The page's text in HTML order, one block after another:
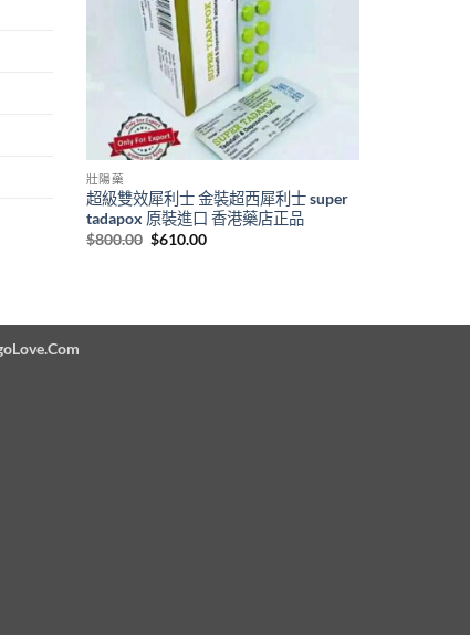
壯陽藥
超級雙效犀利士 金裝超西犀利士 super
tadapox 原裝進口 香港藥店正品
$800.00 Original
$610.00Current